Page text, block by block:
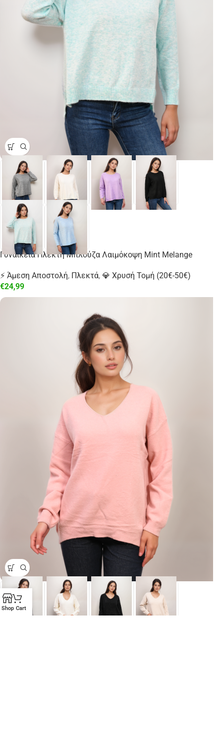
Γυναικεία Πλεκτή Μπλούζα Λαιμόκοψη Mint Melange
⚡ Άμεση Αποστολή, Πλεκτά, 💎 Χρυσή Τομή (20€-50€)
€24,99
Shop Cart